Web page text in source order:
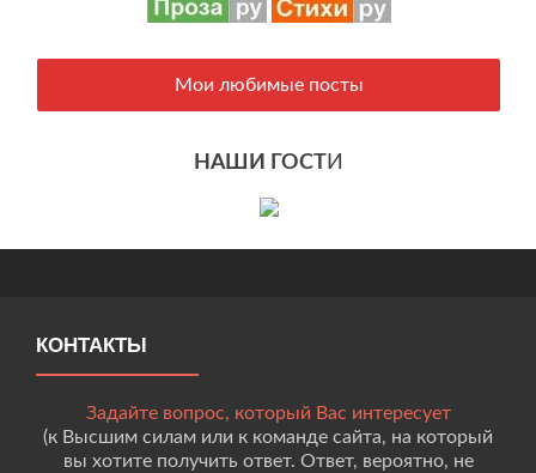
Мои любимые посты
НАШИ ГОСТИ
КОНТАКТЫ
Задайте вопрос, который Вас интересует
(к Высшим силам или к команде сайта, на который
вы хотите получить ответ. Ответ, вероятно, не